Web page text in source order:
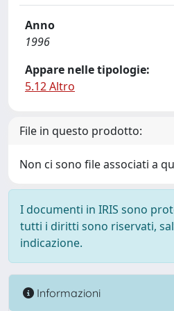
Anno
1996
Appare nelle tipologie:
5.12 Altro
File in questo prodotto:
Non ci sono file associati a
I documenti in IRIS sono
tutti i diritti sono riservati,
indicazione.
Informazioni